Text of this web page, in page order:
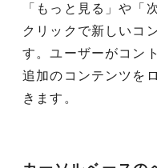
「もっと見る」や「
クリックで新しいコ
す。ユーザーがコン
追加のコンテンツを
きます。